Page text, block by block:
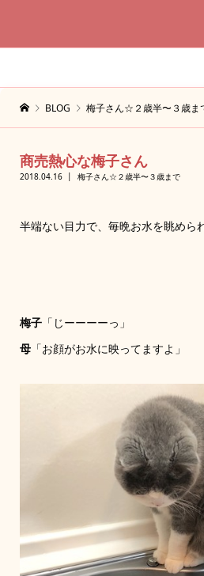
BLOG 梅子さん☆２歳半〜３歳ま
商売熱心な梅子さん
2018.04.16 梅子さん☆２歳半〜３歳まで
半端ない目力で、毎晩お水を眺めら
梅子「じーーーーっ」
母「お顔がお水に映ってますよ」